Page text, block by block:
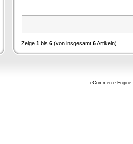
Zeige 1 bis 6 (von insgesamt 6Artikeln)
eCommerce